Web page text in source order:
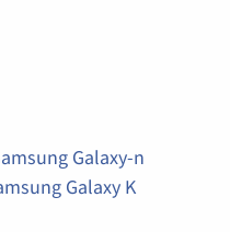
Galaxy-n
Galaxy K